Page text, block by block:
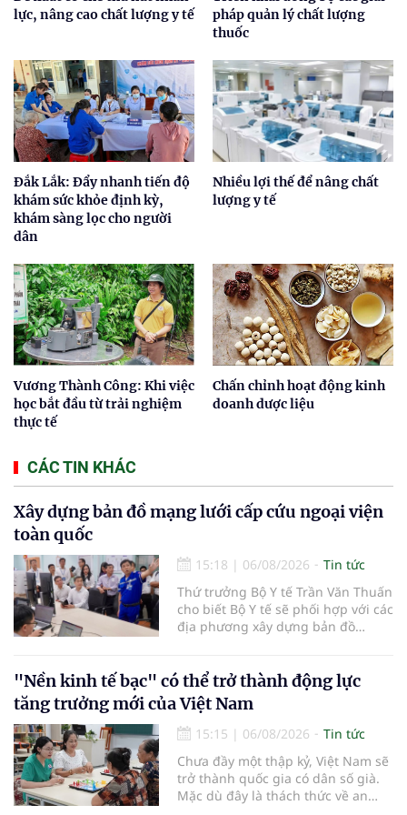
lực, nâng cao chất lượng y tế
pháp quản lý chất lượng
thuốc
Đắk Lắk: Đẩy nhanh tiến độ
khám sức khỏe định kỳ,
khám sàng lọc cho người
dân
Nhiều lợi thế để nâng chất
lượng y tế
Vương Thành Công: Khi việc
học bắt đầu từ trải nghiệm
thực tế
Chấn chỉnh hoạt động kinh
doanh dược liệu
CÁC TIN KHÁC
Xây dựng bản đồ mạng lưới cấp cứu ngoại viện
toàn quốc
15:18 | 06/08/2026
Tin tức
Thứ trưởng Bộ Y tế Trần Văn Thuấn
cho biết Bộ Y tế sẽ phối hợp với các
địa phương xây dựng bản đồ
thiện cơ chế tài chính và đa dạng
hóa phương tiện nhằm nâng cao
năng lực cấp cứu trước viện trên
phạm vi cả nước.
"Nền kinh tế bạc" có thể trở thành động lực
tăng trưởng mới của Việt Nam
15:15 | 06/08/2026
Tin tức
Chưa đầy một thập kỷ, Việt Nam sẽ
trở thành quốc gia có dân số già.
Mặc dù đây là thách thức về an